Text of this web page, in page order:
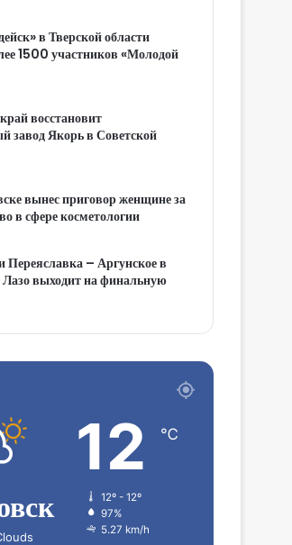
в Тверской области
1500 участников «Молодой
восстановит
завод Якорь в Советской
вынес приговор женщине за
в сфере косметологии
Переяславка – Аргунское в
выходит на финальную
12 ℃
12º - 12º
97%
5.27 km/h